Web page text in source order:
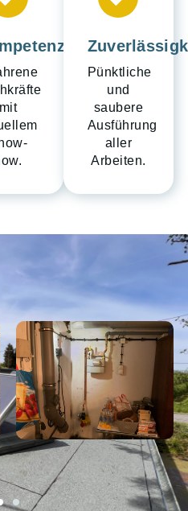
mit
Pünktliche
und
saubere
Ausführung
aller
Arbeiten.​